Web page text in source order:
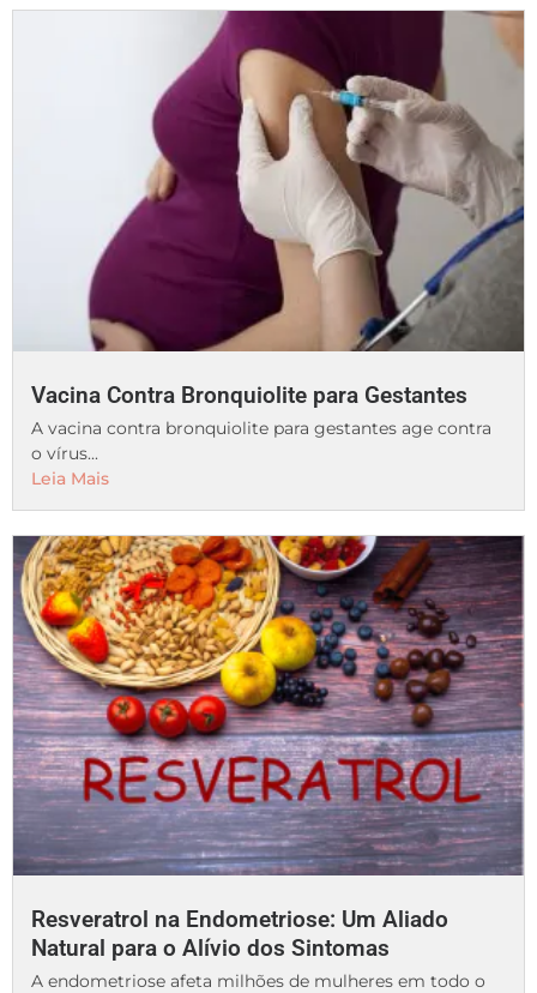
Vacina Contra Bronquiolite para Gestantes
A vacina contra bronquiolite para gestantes age contra
o vírus...
Leia Mais
Resveratrol na Endometriose: Um Aliado
Natural para o Alívio dos Sintomas
A endometriose afeta milhões de mulheres em todo o